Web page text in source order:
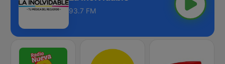
93.7 FM